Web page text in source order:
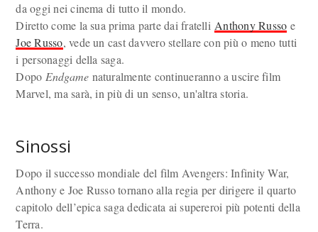
da oggi nei cinema di tutto il mondo.
Diretto come la sua prima parte dai fratelli Anthony Russo e
Joe Russo, vede un cast davvero stellare con più o meno tutti
i personaggi della saga.
Dopo Endgame naturalmente continueranno a uscire film
Marvel, ma sarà, in più di un senso, un'altra storia.
Sinossi
Dopo il successo mondiale del film Avengers: Infinity War,
Anthony e Joe Russo tornano alla regia per dirigere il quarto
capitolo dell’epica saga dedicata ai supereroi più potenti della
Terra.